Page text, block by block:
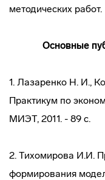
методических работ.
Основные
1. Лазаренко Н. И.,
Практикум по
МИЭТ, 2011. - 89 с.
2. Тихомирова И.И.
формирования